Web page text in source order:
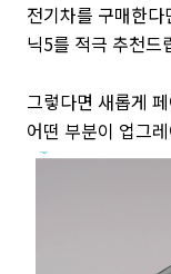
전기차를 구매한
닉5를 적극 추천드
그렇다면 새롭게
어떤 부분이 업그